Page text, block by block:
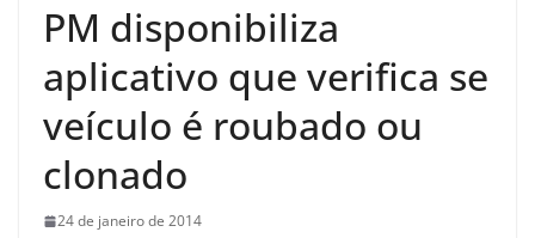
PM disponibiliza
aplicativo que verifica se
veículo é roubado ou
clonado
24 de janeiro de 2014